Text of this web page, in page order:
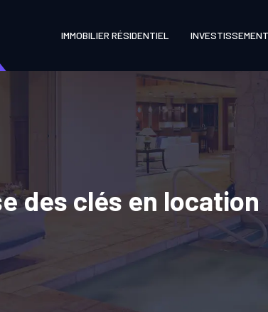
IMMOBILIER RÉSIDENTIEL
des clés en